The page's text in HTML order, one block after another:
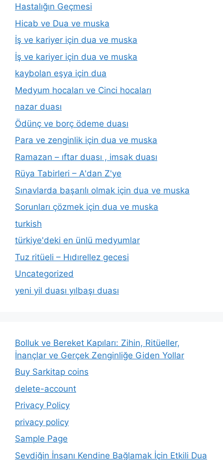
Hastalığın Geçmesi
Hicab ve Dua ve muska
İş ve kariyer için dua ve muska
İş ve kariyer için dua ve muska
kaybolan eşya için dua
Medyum hocaları ve Cinci hocaları
nazar duası
Ödünç ve borç ödeme duası
Para ve zenginlik için dua ve muska
Ramazan – ıftar duası , imsak duası
Rüya Tabirleri – A'dan Z'ye
Sınavlarda başarılı olmak için dua ve muska
Sorunları çözmek için dua ve muska
turkish
türkiye'deki en ünlü medyumlar
Tuz ritüeli – Hıdırellez gecesi
Uncategorized
yeni yil duası yılbaşı duası
Bolluk ve Bereket Kapıları: Zihin, Ritüeller,
İnançlar ve Gerçek Zenginliğe Giden Yollar
Buy Sarkitap coins
delete-account
Privacy Policy
privacy policy
Sample Page
Sevdiğin İnsanı Kendine Bağlamak İçin Etkili Dua